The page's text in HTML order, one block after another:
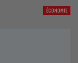
ÉCONOMIE